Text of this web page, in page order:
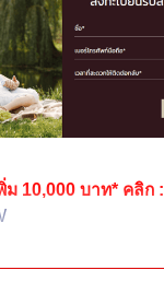
ม 10,000 บาท* คลิก :